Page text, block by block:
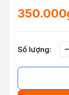
Số lượng: